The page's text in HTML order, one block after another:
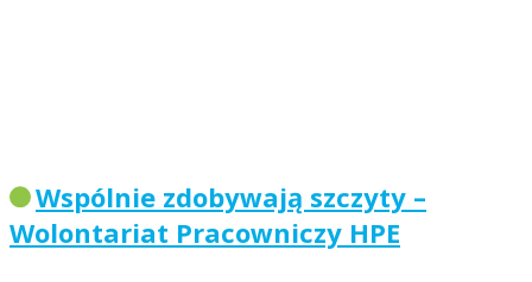
Wspólnie zdobywają szczyty –
Wolontariat Pracowniczy HPE